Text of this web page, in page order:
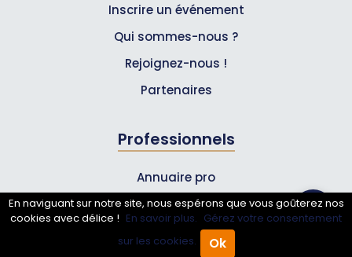
Annuaire Pro Agenda
Inscrire un événement
Qui sommes-nous ?
Rejoignez-nous !
Partenaires
Professionnels
Annuaire pro
Inscrire mon entreprise
Les Abonnements Pros
En naviguant sur notre site, nous espérons que vous goûterez nos
cookies avec délice ! En savoir plus. Gérez votre consentement
sur les cookies.
Ok